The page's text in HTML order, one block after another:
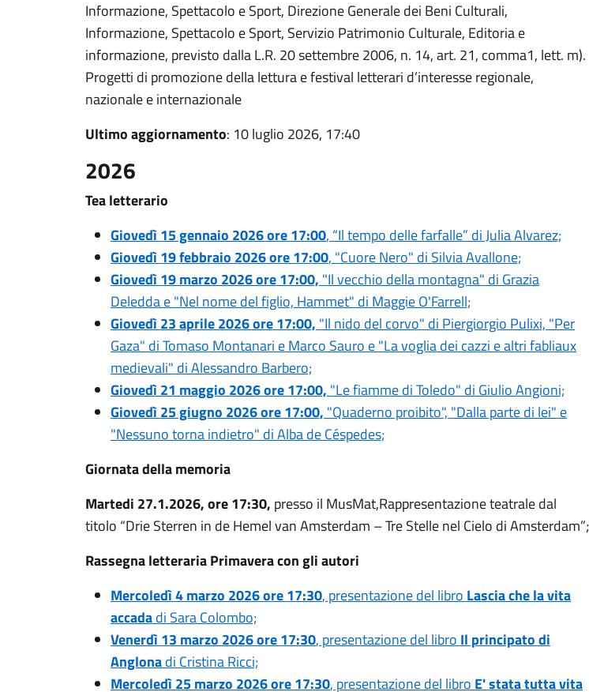
Informazione, Spettacolo e Sport, Direzione Generale dei Beni Culturali,
Informazione, Spettacolo e Sport, Servizio Patrimonio Culturale, Editoria e
informazione, previsto dalla L.R. 20 settembre 2006, n. 14, art. 21, comma1, lett. m).
Progetti di promozione della lettura e festival letterari d’interesse regionale,
nazionale e internazionale
Ultimo aggiornamento: 10 luglio 2026, 17:40
2026
Tea letterario
Giovedì 15 gennaio 2026 ore 17:00, “Il tempo delle farfalle” di Julia Alvarez;
Giovedì 19 febbraio 2026 ore 17:00, "Cuore Nero" di Silvia Avallone;
Giovedì 19 marzo 2026 ore 17:00, "Il vecchio della montagna" di Grazia
Deledda e "Nel nome del figlio, Hammet" di Maggie O'Farrell;
Giovedì 23 aprile 2026 ore 17:00, "Il nido del corvo" di Piergiorgio Pulixi, "Per
Gaza" di Tomaso Montanari e Marco Sauro e "La voglia dei cazzi e altri fabliaux
medievali" di Alessandro Barbero;
Giovedì 21 maggio 2026 ore 17:00, "Le fiamme di Toledo" di Giulio Angioni;
Giovedì 25 giugno 2026 ore 17:00, "Quaderno proibito", "Dalla parte di lei" e
"Nessuno torna indietro" di Alba de Céspedes;
Giornata della memoria
Martedi 27.1.2026, ore 17:30, presso il MusMat,Rappresentazione teatrale dal
titolo “Drie Sterren in de Hemel van Amsterdam – Tre Stelle nel Cielo di Amsterdam”;
Rassegna letteraria Primavera con gli autori
Mercoledì 4 marzo 2026 ore 17:30, presentazione del libro Lascia che la vita
accadadi Sara Colombo;
Venerdì 13 marzo 2026 ore 17:30, presentazione del libro Il principato di
Anglonadi Cristina Ricci;
Mercoledì 25 marzo 2026 ore 17:30, presentazione del libro E' stata tutta vita